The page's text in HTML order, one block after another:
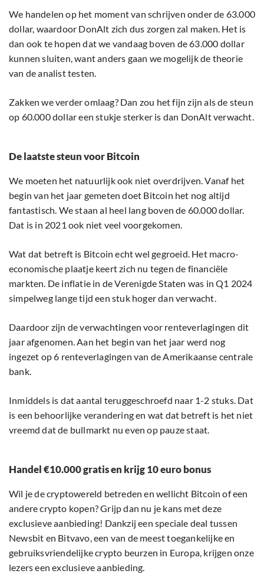
We handelen op het moment van schrijven onder de 63.000
dollar, waardoor DonAlt zich dus zorgen zal maken. Het is
dan ook te hopen dat we vandaag boven de 63.000 dollar
kunnen sluiten, want anders gaan we mogelijk de theorie
van de analist testen.
Zakken we verder omlaag? Dan zou het fijn zijn als de steun
op 60.000 dollar een stukje sterker is dan DonAlt verwacht.
De laatste steun voor Bitcoin
We moeten het natuurlijk ook niet overdrijven. Vanaf het
begin van het jaar gemeten doet Bitcoin het nog altijd
fantastisch. We staan al heel lang boven de 60.000 dollar.
Dat is in 2021 ook niet veel voorgekomen.
Wat dat betreft is Bitcoin echt wel gegroeid. Het macro-
economische plaatje keert zich nu tegen de financiële
markten. De inflatie in de Verenigde Staten was in Q1 2024
simpelweg lange tijd een stuk hoger dan verwacht.
Daardoor zijn de verwachtingen voor renteverlagingen dit
jaar afgenomen. Aan het begin van het jaar werd nog
ingezet op 6 renteverlagingen van de Amerikaanse centrale
bank.
Inmiddels is dat aantal teruggeschroefd naar 1-2 stuks. Dat
is een behoorlijke verandering en wat dat betreft is het niet
vreemd dat de bullmarkt nu even op pauze staat.
Handel €10.000 gratis en krijg 10 euro bonus
Wil je de cryptowereld betreden en wellicht Bitcoin of een
andere crypto kopen? Grijp dan nu je kans met deze
exclusieve aanbieding! Dankzij een speciale deal tussen
Newsbit en Bitvavo, een van de meest toegankelijke en
gebruiksvriendelijke crypto beurzen in Europa, krijgen onze
lezers een exclusieve aanbieding.